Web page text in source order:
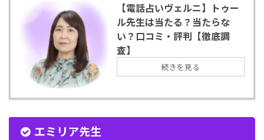
【電話占いヴェルニ】トゥー
ル先生は当たる？当たらな
い？口コミ・評判【徹底調
査】
続きを見る
エミリア先生